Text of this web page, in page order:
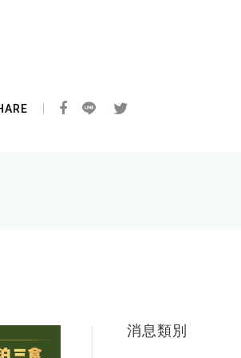
消息類別